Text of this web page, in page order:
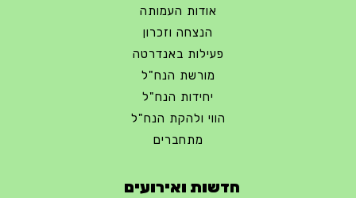
אודות העמותה
הנצחה וזכרון
פעילות באנדרטה
מורשת הנח"ל
יחידות הנח"ל
הווי ולהקת הנח"ל
מתחברים
חדשות ואירועיםחרבות ברזל – הודעה 1 – 14.10.2023